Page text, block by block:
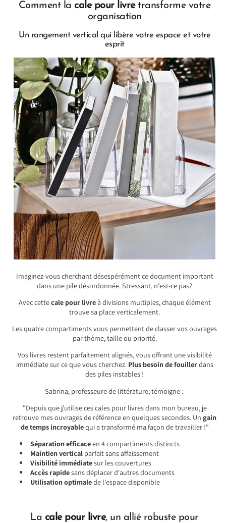
Comment la cale pour livretransforme votre
organisation
Un rangement vertical qui libère votre espace et votre
esprit
Imaginez-vous cherchant désespérément ce document important
dans une pile désordonnée. Stressant, n'est-ce pas?
Avec cettecale pour livreà divisions multiples, chaque élément
trouve sa place verticalement.
Les quatre compartiments vous permettent de classer vos ouvrages
par thème, taille ou priorité.
Vos livres restent parfaitement alignés, vous offrant une visibilité
immédiate sur ce que vous cherchez. Plus besoin de fouillerdans
des piles instables !
Sabrina, professeure de littérature, témoigne :
"Depuis que j'utilise ces cales pour livres dans mon bureau, je
retrouve mes ouvrages de référence en quelques secondes. Un gain
de temps incroyablequi a transformé ma façon de travailler !"
Séparation efficaceen 4 compartiments distincts
Maintien vertical parfait sans affaissement
Visibilité immédiatesur les couvertures
Accès rapidesans déplacer d'autres documents
Utilisation optimalede l'espace disponible
La cale pour livre, un allié robuste pour